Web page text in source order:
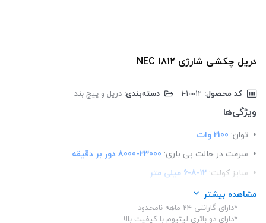
دریل چکشی شارژی 1812 NEC
کد محصول: دسته‌بندی: دریل و پیچ بند
ویژگی‌ها
توان: 2100 وات
سرعت در حالت بی باری: 8000-23000 دور بر دقیقه
سایز کولت: 6-8-12 میلی متر
عمق قابل تنظیم:
وزن: 6.3 کیلوگرم
مشاهده بیشتر
*دارای گارانتی 24 ماهه نامحدود
*دارای دو باتری لیتیوم با کیفیت بالا